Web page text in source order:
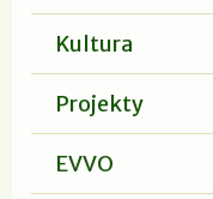
Kultura
Projekty
EVVO